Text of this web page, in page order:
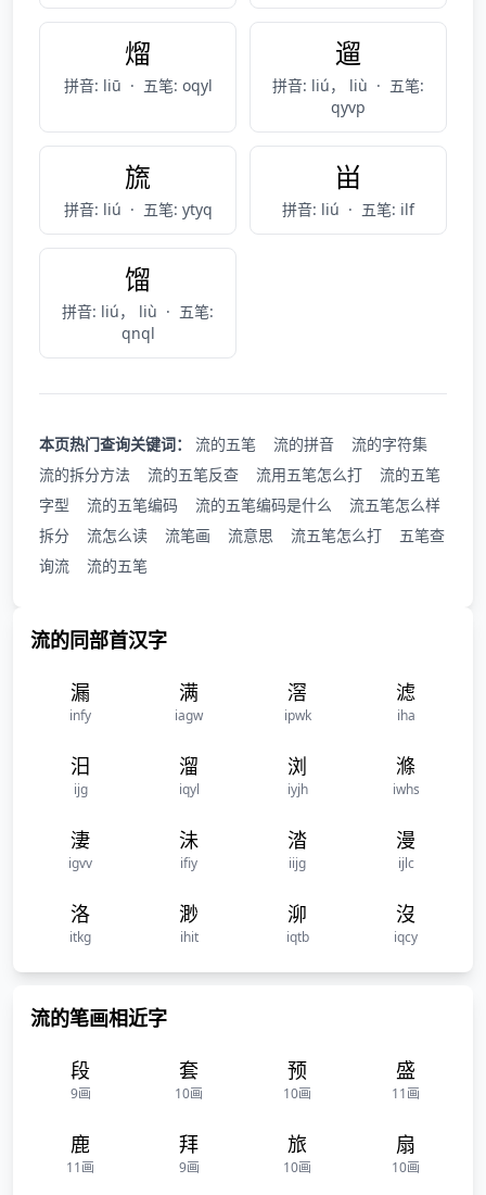
熘
拼音: liū · 五笔: oqyl
遛
拼音: liú， liù · 五笔:
qyvp
旒
拼音: liú · 五笔: ytyq
畄
拼音: liú · 五笔: ilf
馏
拼音: liú， liù · 五笔:
qnql
本页热门查询关键词： 流的五笔 流的拼音
流的字符集
流的拆分方法
流的五笔反查 流用五笔怎么打
流的五笔
字型
流的五笔编码 流的五笔编码是什么
流五笔怎么样
拆分
流怎么读 流笔画 流意思 流五笔怎么打
五笔查
询流
流的五笔
流的同部首汉字
漏
infy
满
iagw
滘
ipwk
滤
iha
汨
ijg
溜
iqyl
浏
iyjh
滌
iwhs
淒
igvv
沬
ifiy
涾
iijg
漫
ijlc
洛
itkg
渺
ihit
泖
iqtb
沒
iqcy
流的笔画相近字
段
9画
套
10画
预
10画
盛
11画
鹿
11画
拜
9画
旅
10画
扇
10画